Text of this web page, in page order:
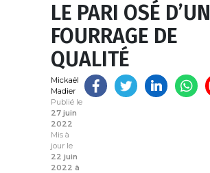
LE PARI OSÉ D’UN
FOURRAGE DE
QUALITÉ
Mickaël
Madier
Publié le
27 juin
2022
Mis à
jour le
22 juin
2022 à